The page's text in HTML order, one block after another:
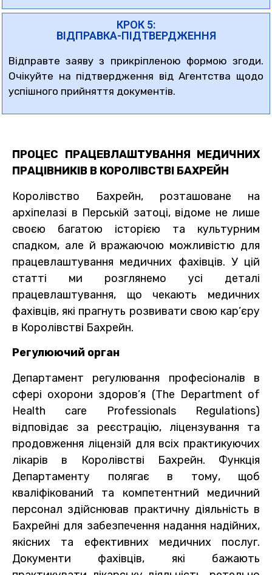
КРОК 5:
ВІДПРАВКА-ПІДТВЕРДЖЕННЯ
Відправте заяву з прикріпленою формою згоди.
Очікуйте на підтвердження від Агентства щодо
успішного прийняття документів.
ПРОЦЕС ПРАЦЕВЛАШТУВАННЯ МЕДИЧНИХ
ПРАЦІВНИКІВ В КОРОЛІВСТВІ БАХРЕЙН
Королівство Бахрейн, розташоване на
архіпелазі в Перській затоці, відоме не лише
своєю багатою історією та культурним
спадком, але й вражаючою можливістю для
працевлаштування медичних фахівців. У цій
статті ми розглянемо усі деталі
працевлаштування, що чекають медичних
фахівців, які прагнуть розвивати свою кар’єру
в Королівстві Бахрейн.
Регулюючий орган
Департамент регулювання професіоналів в
сфері охорони здоров’я (The Department of
Health care Professionals Regulations)
відповідає за реєстрацію, ліцензування та
продовження ліцензій для всіх практикуючих
лікарів в Королівстві Бахрейн. Функція
Департаменту полягає в тому, щоб
кваліфікований та компетентний медичний
персонал здійснював практичну діяльність в
Бахрейні для забезпечення надання надійних,
якісних та ефективних медичних послуг.
Документи фахівців, які бажають